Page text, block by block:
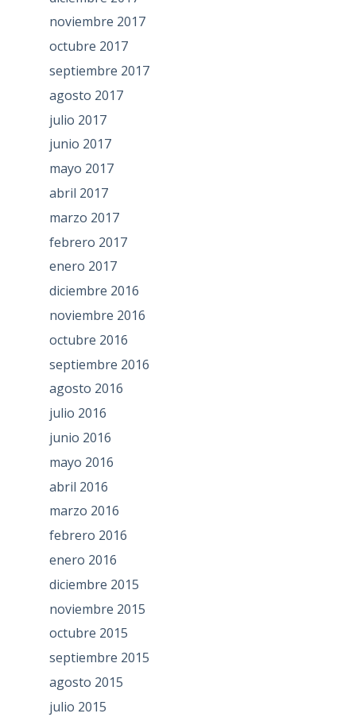
noviembre 2017
octubre 2017
septiembre 2017
agosto 2017
julio 2017
junio 2017
mayo 2017
abril 2017
marzo 2017
febrero 2017
enero 2017
diciembre 2016
noviembre 2016
octubre 2016
septiembre 2016
agosto 2016
julio 2016
junio 2016
mayo 2016
abril 2016
marzo 2016
febrero 2016
enero 2016
diciembre 2015
noviembre 2015
octubre 2015
septiembre 2015
agosto 2015
julio 2015